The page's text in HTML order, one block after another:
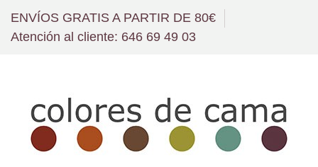
ENVÍOS GRATIS A PARTIR DE 80€
Atención al cliente: 646 69 49 03